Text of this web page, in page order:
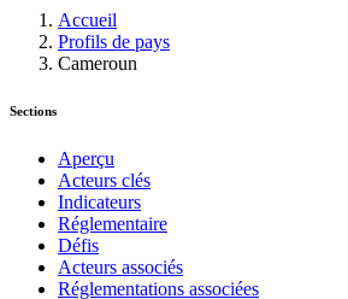
Accueil
Profils de pays
Cameroun
Sections
Aperçu
Acteurs clés
Indicateurs
Réglementaire
Défis
Acteurs associés
Réglementations associées